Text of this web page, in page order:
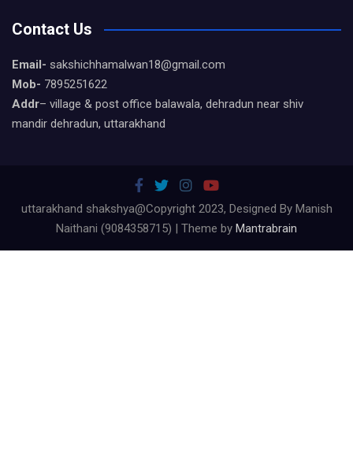
Contact Us
Email- sakshichhamalwan18@gmail.com
Mob- 7895251622
Addr– village & post office balawala, dehradun near shiv
mandir dehradun, uttarakhand
uttarakhand shakshya@Copyright 2023, Designed By Manish
Naithani (9084358715) | Theme by Mantrabrain